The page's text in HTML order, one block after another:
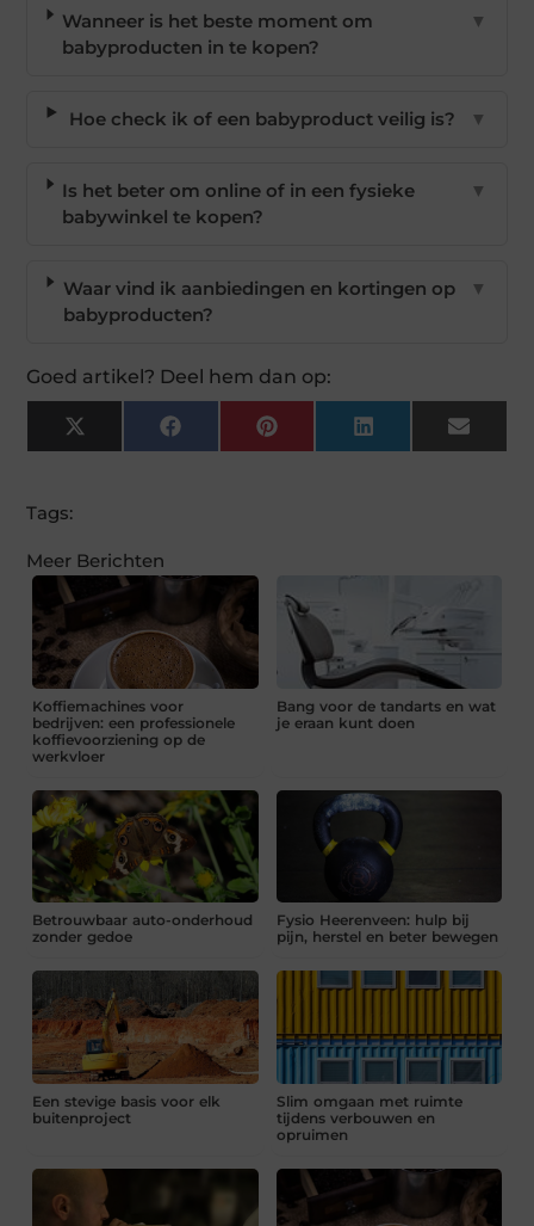
Wanneer is het beste moment om
babyproducten in te kopen?
▼
Hoe check ik of een babyproduct veilig is? ▼
Is het beter om online of in een fysieke
babywinkel te kopen?
▼
Waar vind ik aanbiedingen en kortingen op
babyproducten?
▼
Goed artikel? Deel hem dan op:
X
(Twitter)
FacebookPinterest LinkedIn Email
Tags:
Meer Berichten
Koffiemachines voor
bedrijven: een professionele
koffievoorziening op de
werkvloer
Bang voor de tandarts en wat
je eraan kunt doen
Betrouwbaar auto-onderhoud
zonder gedoe
Fysio Heerenveen: hulp bij
pijn, herstel en beter bewegen
Een stevige basis voor elk
buitenproject
Slim omgaan met ruimte
tijdens verbouwen en
opruimen